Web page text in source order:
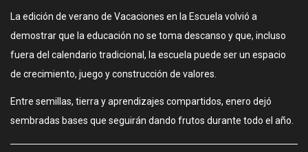
La edición de verano de Vacaciones en la Escuela volvió a
demostrar que la educación no se toma descanso y que, incluso
fuera del calendario tradicional, la escuela puede ser un espacio
de crecimiento, juego y construcción de valores.
Entre semillas, tierra y aprendizajes compartidos, enero dejó
sembradas bases que seguirán dando frutos durante todo el año.